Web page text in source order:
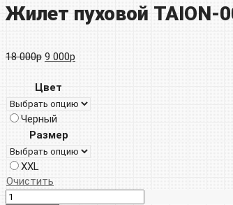
Жилет пуховой TAION-
18 000р Первоначальная
составляла
000р.
9 000р
9
Цвет
Черный
Размер
XXL
Очистить